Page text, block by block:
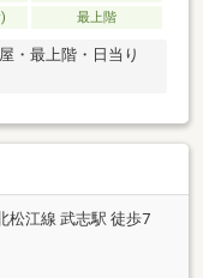
最上階
・最上階・日当り
松江線 武志駅 徒歩7